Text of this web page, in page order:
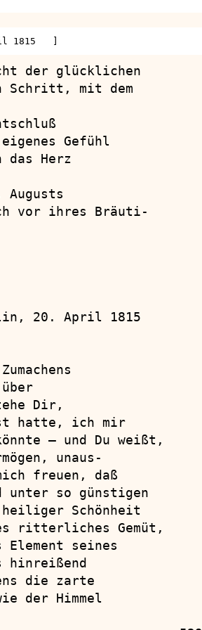
1815   ]
der glücklichen
Schritt, mit dem
Gefühl
Herz
vor ihres Bräuti-
20. April 1815
Dir,
hatte, ich mir
— und Du weißt,
unaus-
freuen, daß
so günstigen
Schönheit
ritterliches Gemüt,
seines
hinreißend
die zarte
der Himmel